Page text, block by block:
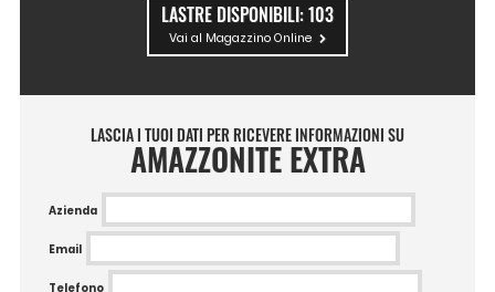
LASTRE DISPONIBILI:103
Vai al Magazzino Online
LASCIA I TUOI DATI PER RICEVERE INFORMAZIONI SU
AMAZZONITE EXTRA
Azienda
Email
Telefono